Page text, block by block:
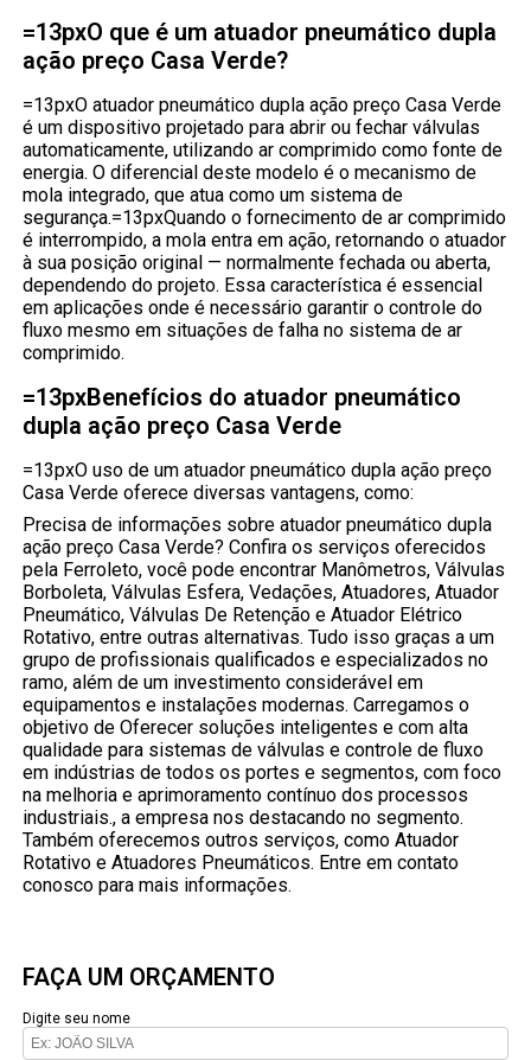
=13pxO que é um atuador pneumático dupla
ação preço Casa Verde?
=13pxO atuador pneumático dupla ação preço Casa Verde
é um dispositivo projetado para abrir ou fechar válvulas
automaticamente, utilizando ar comprimido como fonte de
energia. O diferencial deste modelo é o mecanismo de
mola integrado, que atua como um sistema de
segurança.=13pxQuando o fornecimento de ar comprimido
é interrompido, a mola entra em ação, retornando o atuador
à sua posição original — normalmente fechada ou aberta,
dependendo do projeto. Essa característica é essencial
em aplicações onde é necessário garantir o controle do
fluxo mesmo em situações de falha no sistema de ar
comprimido.
=13pxBenefícios do atuador pneumático
dupla ação preço Casa Verde
=13pxO uso de um atuador pneumático dupla ação preço
Casa Verde oferece diversas vantagens, como:
Precisa de informações sobre atuador pneumático dupla
ação preço Casa Verde? Confira os serviços oferecidos
pela Ferroleto, você pode encontrar Manômetros, Válvulas
Borboleta, Válvulas Esfera, Vedações, Atuadores, Atuador
Pneumático, Válvulas De Retenção e Atuador Elétrico
Rotativo, entre outras alternativas. Tudo isso graças a um
grupo de profissionais qualificados e especializados no
ramo, além de um investimento considerável em
equipamentos e instalações modernas. Carregamos o
objetivo de Oferecer soluções inteligentes e com alta
qualidade para sistemas de válvulas e controle de fluxo
em indústrias de todos os portes e segmentos, com foco
na melhoria e aprimoramento contínuo dos processos
industriais., a empresa nos destacando no segmento.
Também oferecemos outros serviços, como Atuador
Rotativo e Atuadores Pneumáticos. Entre em contato
conosco para mais informações.
FAÇA UM ORÇAMENTO
Digite seu nome